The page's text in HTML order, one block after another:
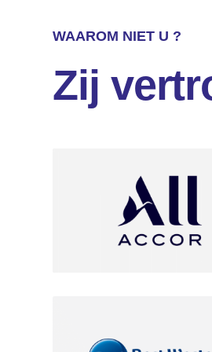
WAAROM NIET U ?
Zij